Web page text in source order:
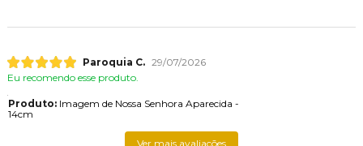
Paroquia C. 29/07/2026
Eu recomendo esse produto.
Produto:Imagem de Nossa Senhora Aparecida -
14cm
Ver mais avaliações